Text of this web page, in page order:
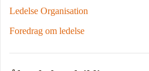
Ledelse Organisation
Foredrag om ledelse